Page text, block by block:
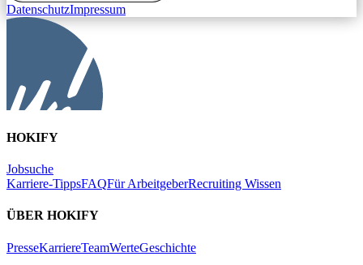
DatenschutzImpressum
HOKIFY
Jobsuche
Karriere-TippsFAQFür ArbeitgeberRecruiting Wissen
ÜBER HOKIFY
PresseKarriereTeamWerteGeschichte